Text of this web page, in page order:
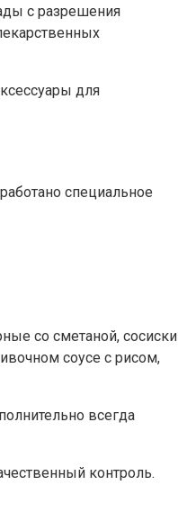
с разрешения
для
специальное
со сметаной, сосиски
соусе с рисом,
всегда
контроль.